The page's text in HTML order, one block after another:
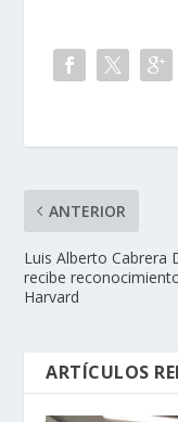
ANTERIOR
Luis Alberto Cabrera
recibe
Harvard
ARTÍCULOS